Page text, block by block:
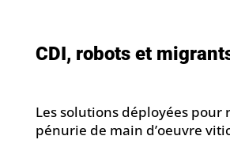
CDI, robots et
Les solutions déployées pour
pénurie de main d’oeuvre